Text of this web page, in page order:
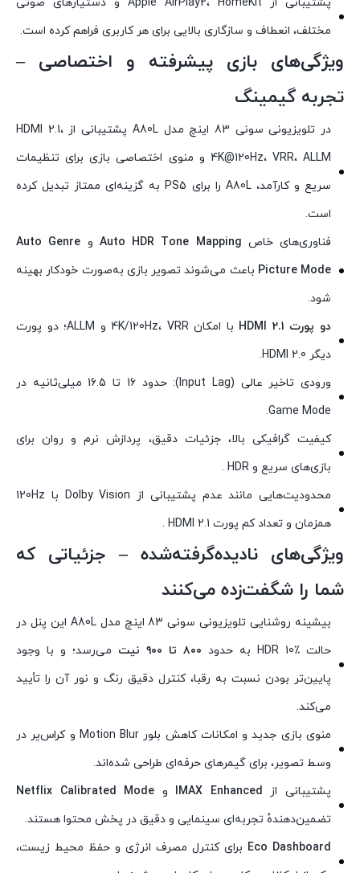
مختلف، انعطاف و سازگاری بالایی برای هر کاربری فراهم کرده است.
ویژگی‌های بازی پیشرفته و اختصاصی –
تجربه گیمینگ
در تلویزیونی سونی 83 اینچ مدل A80L پشتیبانی از HDMI 2.1،
4K@120Hz، VRR، ALLM و منوی اختصاصی بازی برای تنظیمات
سریع و کارآمد، A80L را برای PS5 به گزینه‌ای ممتاز تبدیل کرده
است.
فناوری‌های خاص Auto HDR Tone Mapping و Auto Genre
Picture Mode باعث می‌شوند تصویر بازی به‌صورت خودکار بهینه
شود.
دو پورت HDMI 2.1
با امکان 4K/120Hz، VRR و ALLM؛ دو پورت
دیگر HDMI 2.0.
ورودی تاخیر عالی (Input Lag): حدود 16 تا 16.5 میلی‌ثانیه در
Game Mode.
کیفیت گرافیکی بالا، جزئیات دقیق، پردازش نرم و روان برای
بازی‌های سریع و HDR .
محدودیت‌هایی مانند عدم پشتیبانی از Dolby Vision با 120Hz
همزمان و تعداد کم پورت HDMI 2.1 .
ویژگی‌های نادیده‌گرفته‌شده – جزئیاتی که
شما را شگفت‌زده می‌کنند
بیشینه روشنایی تلویزیونی سونی 83 اینچ مدل A80L این پنل در
حالت HDR 10٪ به حدود
۸۰۰ تا ۹۰۰ نیت
می‌رسد؛ و با وجود
پایین‌تر بودن نسبت به رقبا، کنترل دقیق رنگ و نور آن را تأیید
می‌کند.
منوی بازی جدید و امکانات کاهش بلور Motion Blur و کراس‌یر در
وسط تصویر، برای گیمرهای حرفه‌ای طراحی شده‌اند.
پشتیبانی از IMAX Enhanced و Netflix Calibrated Mode
تضمین‌دهندهٔ تجربه‌ای سینمایی و دقیق در پخش محتوا هستند.
Eco Dashboard برای کنترل مصرف انرژی و حفظ محیط زیست،